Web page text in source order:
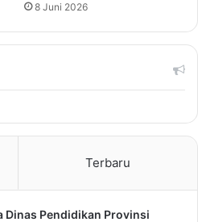
8 Juni 2026
Terbaru
Dinas Pendidikan Provinsi